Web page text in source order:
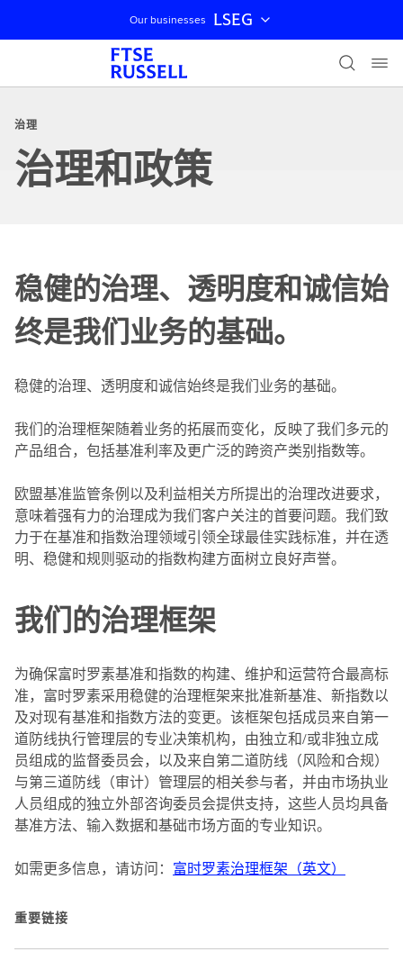
跳过导航
Our businesses LSEG
治理
治理和政策
稳健的治理、透明度和诚信始
终是我们业务的基础。
稳健的治理、透明度和诚信始终是我们业务的基础。
我们的治理框架随着业务的拓展而变化，反映了我们多元的
产品组合，包括基准利率及更广泛的跨资产类别指数等。
欧盟基准监管条例以及利益相关方所提出的治理改进要求，
意味着强有力的治理成为我们客户关注的首要问题。我们致
力于在基准和指数治理领域引领全球最佳实践标准，并在透
明、稳健和规则驱动的指数构建方面树立良好声誉。
我们的治理框架
为确保富时罗素基准和指数的构建、维护和运营符合最高标
准，富时罗素采用稳健的治理框架来批准新基准、新指数以
及对现有基准和指数方法的变更。该框架包括成员来自第一
道防线执行管理层的专业决策机构，由独立和/或非独立成
员组成的监督委员会，以及来自第二道防线（风险和合规）
与第三道防线（审计）管理层的相关参与者，并由市场执业
人员组成的独立外部咨询委员会提供支持，这些人员均具备
基准方法、输入数据和基础市场方面的专业知识。
如需更多信息，请访问： 富时罗素治理框架（英文）
重要链接